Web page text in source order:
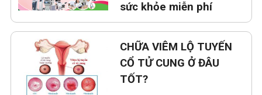
sức khỏe miễn phí
CHỮA VIÊM LỘ TUYẾN
CỔ TỬ CUNG Ở ĐÂU
TỐT?